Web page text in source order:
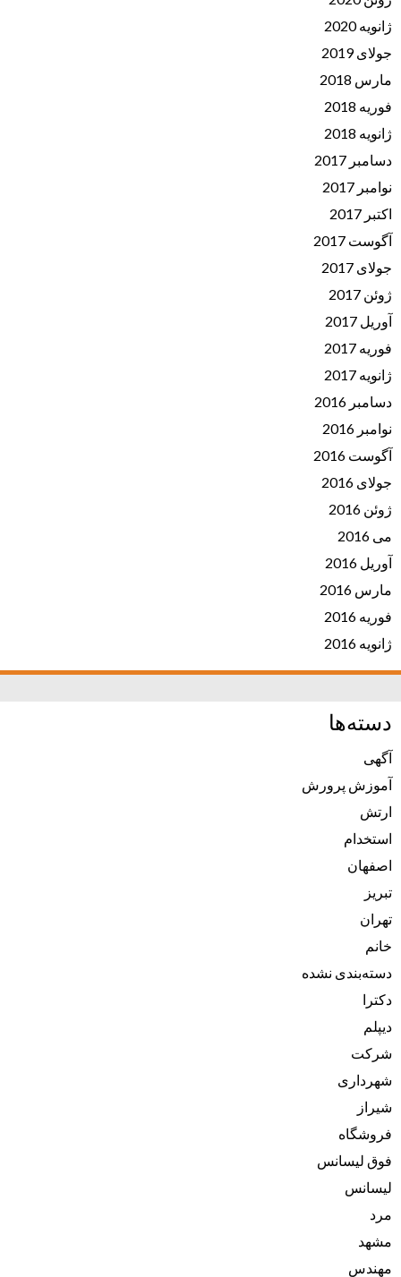
ژانویه 2020
جولای 2019
مارس 2018
فوریه 2018
ژانویه 2018
دسامبر 2017
نوامبر 2017
اکتبر 2017
آگوست 2017
جولای 2017
ژوئن 2017
آوریل 2017
فوریه 2017
ژانویه 2017
دسامبر 2016
نوامبر 2016
آگوست 2016
جولای 2016
ژوئن 2016
می 2016
آوریل 2016
مارس 2016
فوریه 2016
ژانویه 2016
دسته‌ها
آگهی
آموزش پرورش
ارتش
استخدام
اصفهان
تبریز
تهران
خانم
دسته‌بندی نشده
دکترا
دیپلم
شرکت
شهرداری
شیراز
فروشگاه
فوق لیسانس
لیسانس
مرد
مشهد
مهندس